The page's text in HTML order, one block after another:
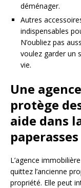
déménager.
Autres
indispensables
N’oubliez pas
voulez garder un
vie.
Une
protège
aide dans
paperasses
L’agence
quittez l’ancienne
propriété. Elle peut